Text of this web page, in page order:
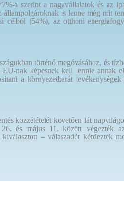
a szerint a nagyvállalatok és az
is lenne még mit
(54%), az otthoni
történő megóvásához, és
nak képesnek kell lennie annak
a környezetbarát
közzétételét követően lát
26. és május 11. között végezték
– válaszadót kérdeztek